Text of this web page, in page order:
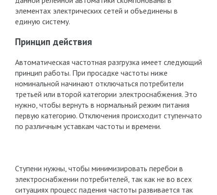
элементах электрических сетей и объединены в
единую систему.
Принцип действия
Автоматическая частотная разгрузка имеет следующий
принцип работы. При просадке частоты ниже
номинальной начинают отключаться потребители
третьей или второй категории электроснабжения. Это
нужно, чтобы вернуть в нормальный режим питания
первую категорию. Отключения происходит ступенчато
по различным уставкам частоты и времени.
Ступени нужны, чтобы минимизировать перебои в
электроснабжении потребителей, так как не во всех
ситуациях процесс падения частоты развивается так